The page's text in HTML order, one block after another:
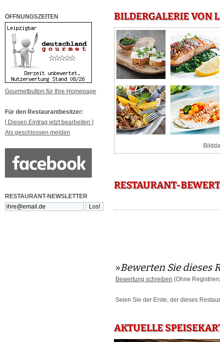
ÖFFNUNGSZEITEN
Gourmetbutton für Ihre Homepage
Für den Restaurantbesitzer:
[ Diesen Eintrag jetzt bearbeiten ]
Als geschlossen melden
RESTAURANT-NEWSLETTER
BILDERGALERIE VON
RESTAURANT-
»Bewerten Sie dieses
Bewertung schreiben (Ohne
Seien Sie der Erste, der dieses
AKTUELLE